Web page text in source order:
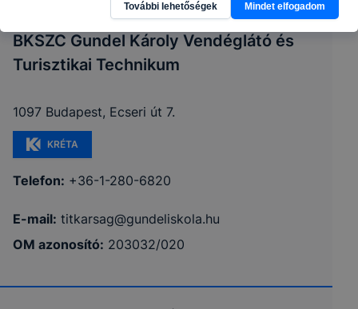
BKSZC Gundel Károly Vendéglátó és
Turisztikai Technikum
1097 Budapest, Ecseri út 7.
KRÉTA
Telefon: +36-1-280-6820
E-mail: titkarsag@gundeliskola.hu
OM azonosító: 203032/020
További lehetőségek Mindet elfogadom